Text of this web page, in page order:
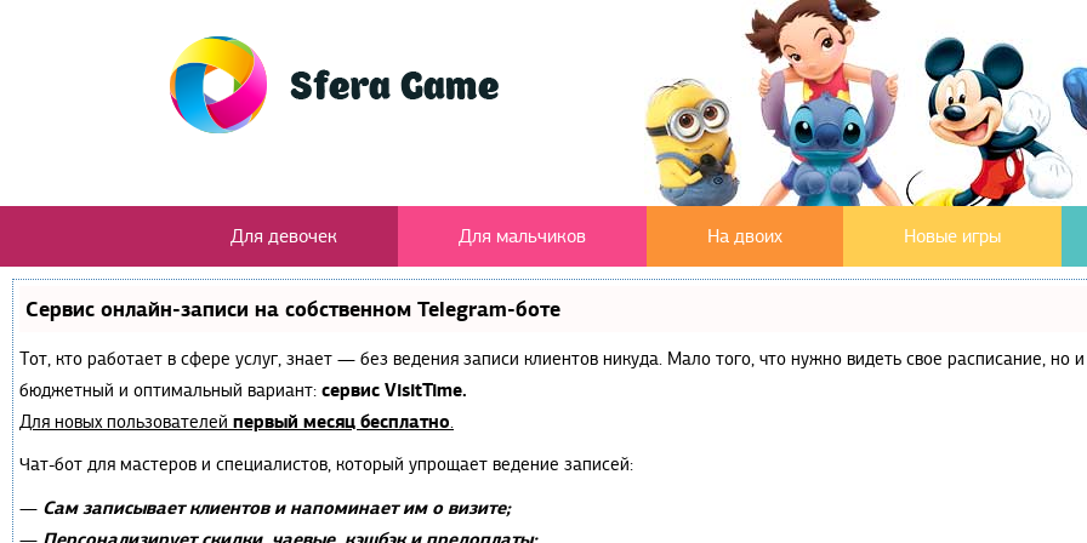
Для девочек Для мальчиков На двоих Новые игры
Сервис онлайн-записи на собственном Telegram-боте
Тот, кто работает в сфере услуг, знает — без ведения записи клиентов никуда. Мало того, что нужно видеть свое расписание,
бюджетный и оптимальный вариант: сервис VisitTime.
Для новых пользователей первый месяц бесплатно.
Чат-бот для мастеров и специалистов, который упрощает ведение записей:
— Сам записывает клиентов и напоминает им о визите;